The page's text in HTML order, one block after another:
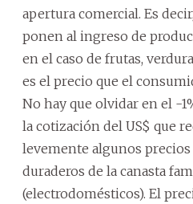
apertura comercial. Es
ponen al ingreso de
en el caso de frutas,
es el precio que el
No hay que olvidar en el -
la cotización del US$ que
levemente algunos
duraderos de la canasta
(electrodomésticos). El